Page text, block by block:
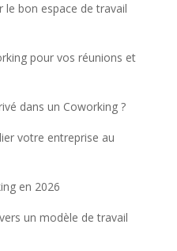
le bon espace de travail
pour vos réunions et
dans un Coworking ?
votre entreprise au
en 2026
un modèle de travail